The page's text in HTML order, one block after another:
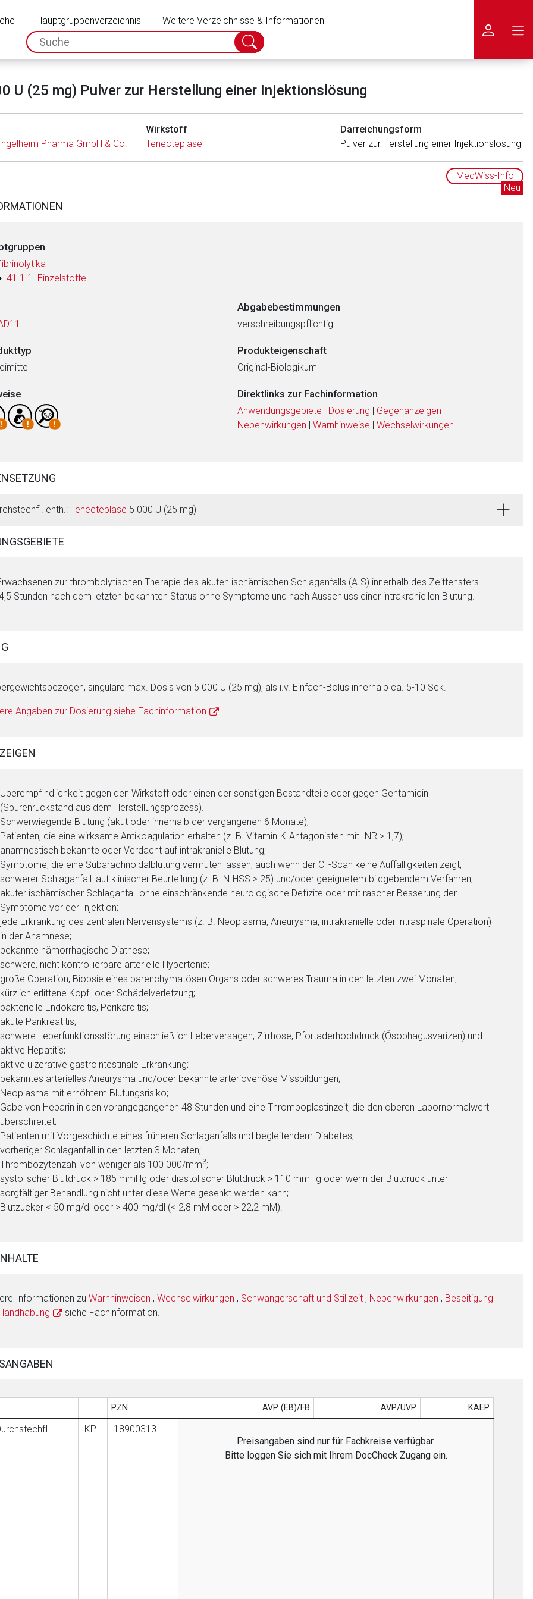
Hauptgruppenverzeichnis
Weitere Verzeichnisse & Informationen
spc.search.input.placeholder
Suche
abschicken
U (25 mg) Pulver zur Herstellung einer Injektionslösung
Pharma GmbH & Co. KG
Wirkstoff
Tenecteplase
Darreichungsform
Pulver zur Herstellung einer Injektionslösung
MedWiss-Info
Neu
41.1.1. Einzelstoffe
Abgabebestimmungen
verschreibungspflichtig
Produkteigenschaft
Original-Biologikum
Direktlinks zur Fachinformation
Anwendungsgebiete | Dosierung | Gegenanzeigen
Nebenwirkungen | Warnhinweise | Wechselwirkungen
enth.: Tenecteplase 5 000 U (25 mg)
zur thrombolytischen Therapie des akuten ischämischen Schlaganfalls (AIS) innerhalb des Zeitfensters
Stunden nach dem letzten bekannten Status ohne Symptome und nach Ausschluss einer intrakraniellen Blutung.
singuläre max. Dosis von 5 000 U (25 mg), als i.v. Einfach-Bolus innerhalb ca. 5-10 Sek.
Angaben zur Dosierung siehe Fachinformation
Überempfindlichkeit gegen den Wirkstoff oder einen der sonstigen Bestandteile oder gegen Gentamicin
(Spurenrückstand aus dem Herstellungsprozess).
Schwerwiegende Blutung (akut oder innerhalb der vergangenen 6 Monate);
Patienten, die eine wirksame Antikoagulation erhalten (z. B. Vitamin-K-Antagonisten mit INR > 1,7);
anamnestisch bekannte oder Verdacht auf intrakranielle Blutung;
Symptome, die eine Subarachnoidalblutung vermuten lassen, auch wenn der CT-Scan keine Auffälligkeiten zeigt;
schwerer Schlaganfall laut klinischer Beurteilung (z. B. NIHSS > 25) und/oder geeignetem bildgebendem Verfahren;
akuter ischämischer Schlaganfall ohne einschränkende neurologische Defizite oder mit rascher Besserung der
Symptome vor der Injektion;
jede Erkrankung des zentralen Nervensystems (z. B. Neoplasma, Aneurysma, intrakranielle oder intraspinale Operation)
in der Anamnese;
bekannte hämorrhagische Diathese;
schwere, nicht kontrollierbare arterielle Hypertonie;
große Operation, Biopsie eines parenchymatösen Organs oder schweres Trauma in den letzten zwei Monaten;
kürzlich erlittene Kopf- oder Schädelverletzung;
bakterielle Endokarditis, Perikarditis;
akute Pankreatitis;
schwere Leberfunktionsstörung einschließlich Leberversagen, Zirrhose, Pfortaderhochdruck (Ösophagusvarizen) und
aktive Hepatitis;
aktive ulzerative gastrointestinale Erkrankung;
bekanntes arterielles Aneurysma und/oder bekannte arteriovenöse Missbildungen;
Neoplasma mit erhöhtem Blutungsrisiko;
Gabe von Heparin in den vorangegangenen 48 Stunden und eine Thromboplastinzeit, die den oberen Labornormalwert
überschreitet;
Patienten mit Vorgeschichte eines früheren Schlaganfalls und begleitendem Diabetes;
vorheriger Schlaganfall in den letzten 3 Monaten;
Thrombozytenzahl von weniger als 100 000/mm3;
systolischer Blutdruck > 185 mmHg oder diastolischer Blutdruck > 110 mmHg oder wenn der Blutdruck unter
sorgfältiger Behandlung nicht unter diese Werte gesenkt werden kann;
Blutzucker < 50 mg/dl oder > 400 mg/dl (< 2,8 mM oder > 22,2 mM).
Informationen zu Warnhinweisen , Wechselwirkungen , Schwangerschaft und Stillzeit , Nebenwirkungen , Beseitigung
siehe Fachinformation.
PZN AVP (EB)/FB AVP/UVP KAEP
KP
18900313
Preisangaben sind nur für Fachkreise verfügbar.
Bitte loggen Sie sich mit Ihrem DocCheck Zugang ein.
Link öffnet eine externe Web-Seite. Für die Inhalte der externen Web-Seite ist deren
Ebenso gelten dort ggf. andere Datenschutzbestimmungen.
Zurück zur rote-liste.de